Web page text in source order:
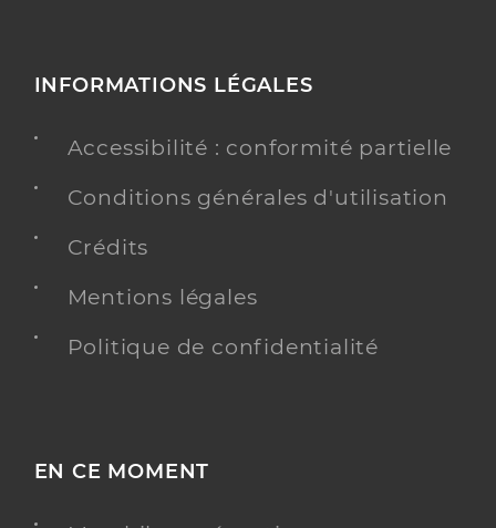
INFORMATIONS LÉGALES
Accessibilité : conformité partielle
Conditions générales d'utilisation
Crédits
Mentions légales
Politique de confidentialité
EN CE MOMENT